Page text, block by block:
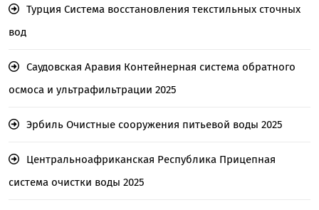
Турция Система восстановления текстильных сточных
вод
Саудовская Аравия Контейнерная система обратного
осмоса и ультрафильтрации 2025
Эрбиль Очистные сооружения питьевой воды 2025
Центральноафриканская Республика Прицепная
система очистки воды 2025